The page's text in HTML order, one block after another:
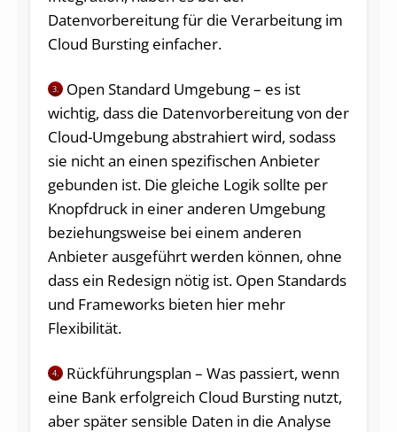
Datenvorbereitung für die Verarbeitung im
Cloud Bursting einfacher.
3.
Open Standard Umgebung – es ist
wichtig, dass die Datenvorbereitung von der
Cloud-Umgebung abstrahiert wird, sodass
sie nicht an einen spezifischen Anbieter
gebunden ist. Die gleiche Logik sollte per
Knopfdruck in einer anderen Umgebung
be­zieh­ungs­weise bei einem anderen
Anbieter ausgeführt werden können, ohne
dass ein Redesign nötig ist. Open Standards
und Frameworks bieten hier mehr
Flexibilität.
4.
Rückführungsplan – Was passiert, wenn
eine Bank erfolgreich Cloud Bursting nutzt,
aber später sensible Daten in die Analyse